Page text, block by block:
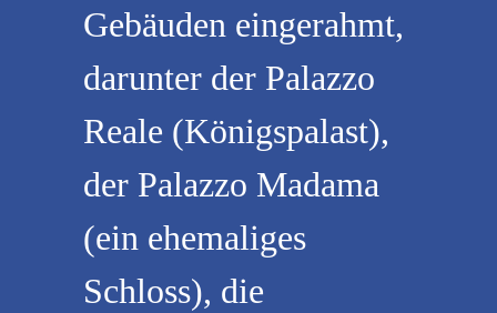
Gebäuden eingerahmt,
darunter der Palazzo
Reale (Königspalast),
der Palazzo Madama
(ein ehemaliges
Schloss), die